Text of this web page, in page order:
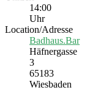
14:00
Uhr
Location/Adresse
Badhaus.Bar
Häfnergasse
3
65183
Wiesbaden